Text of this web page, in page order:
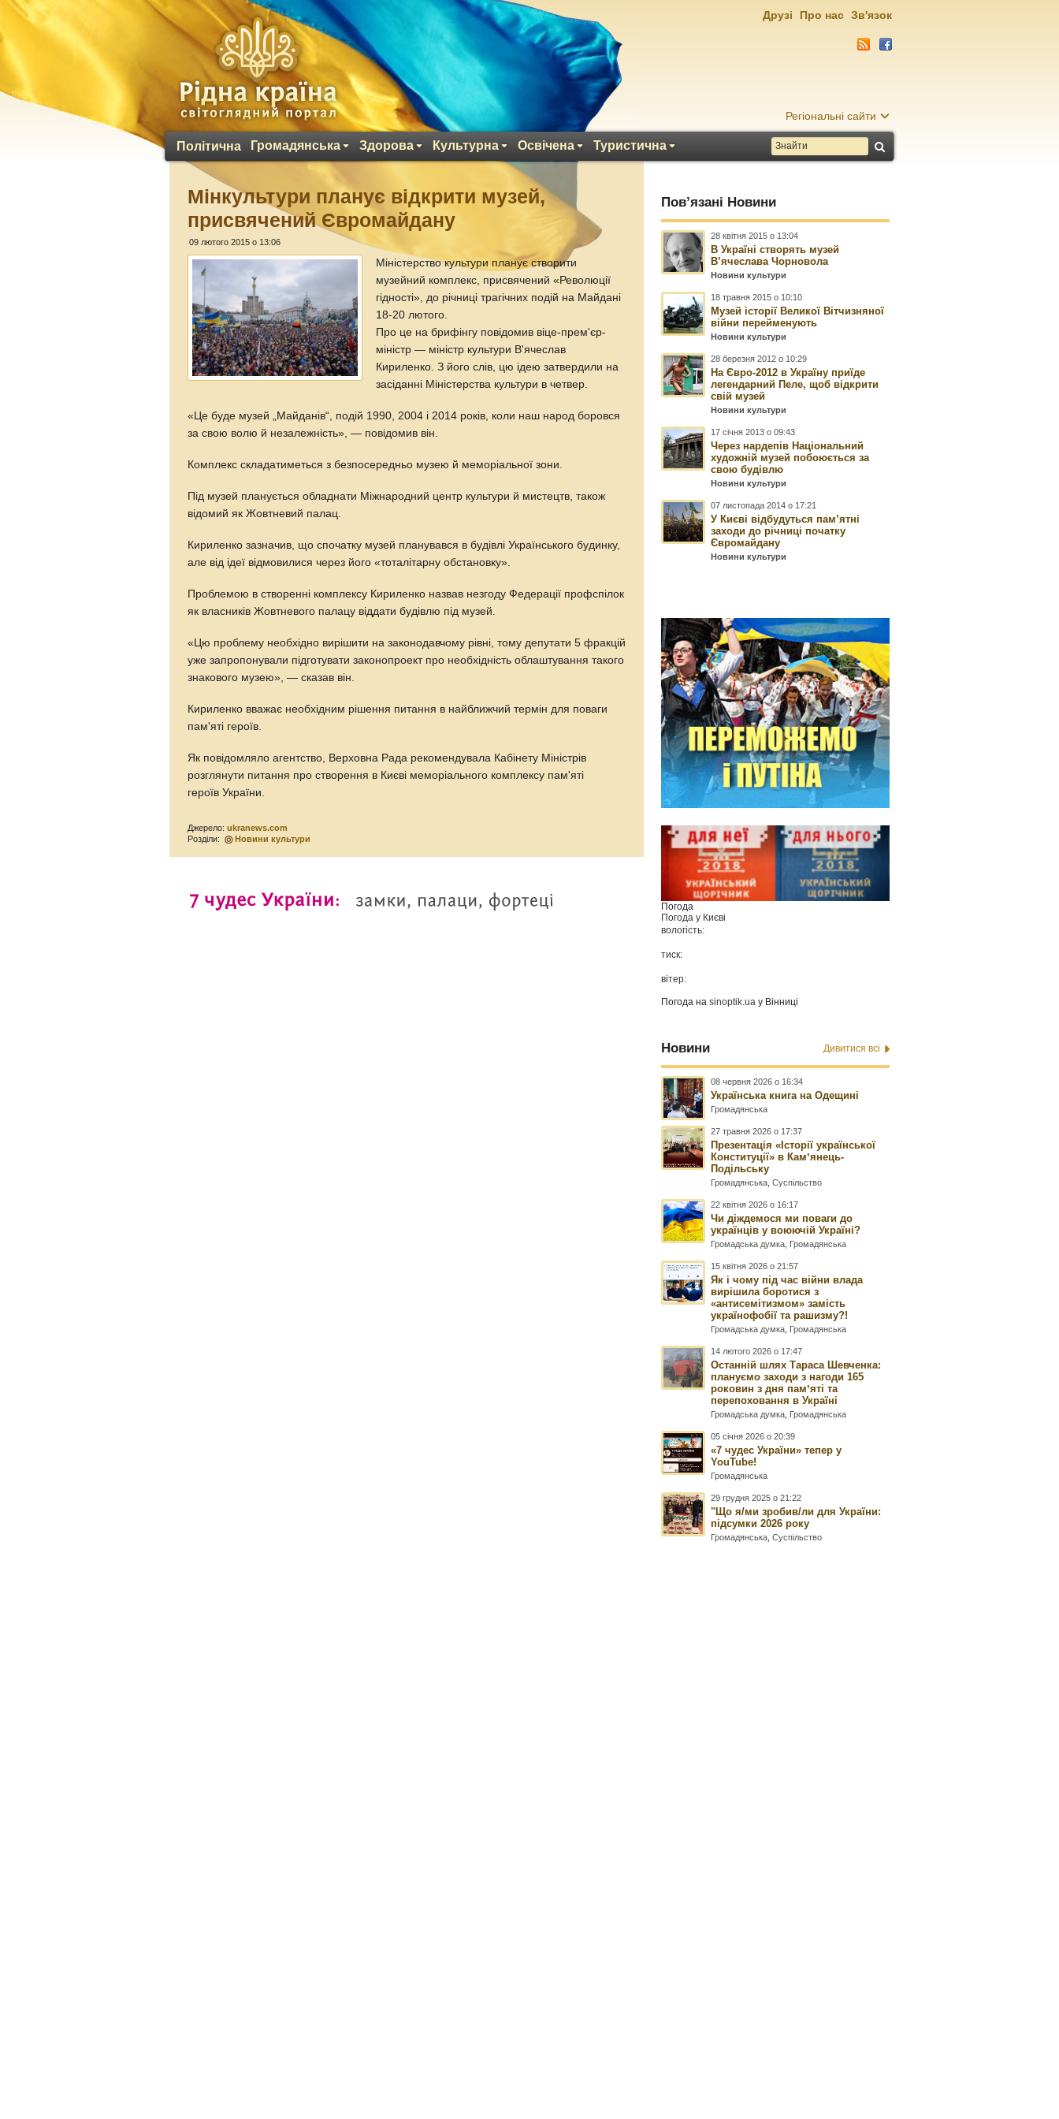
Регіональні сайти
Політична Громадянська Здорова Культурна Освічена Туристична
Друзі Про нас Зв'язок
Мінкультури планує відкрити музей,
присвячений Євромайдану
09 лютого 2015 о 13:06
Міністерство культури планує створити
музейний комплекс, присвячений «Революції
гідності», до річниці трагічних подій на Майдані
18-20 лютого.
Про це на брифінгу повідомив віце-прем'єр-
міністр — міністр культури В'ячеслав
Кириленко. З його слів, цю ідею затвердили на
засіданні Міністерства культури в четвер.
«Це буде музей „Майданів“, подій 1990, 2004 і 2014 років, коли наш народ боровся
за свою волю й незалежність», — повідомив він.
Комплекс складатиметься з безпосередньо музею й меморіальної зони.
Під музей планується обладнати Міжнародний центр культури й мистецтв, також
відомий як Жовтневий палац.
Кириленко зазначив, що спочатку музей планувався в будівлі Українського будинку,
але від ідеї відмовилися через його «тоталітарну обстановку».
Проблемою в створенні комплексу Кириленко назвав незгоду Федерації профспілок
як власників Жовтневого палацу віддати будівлю під музей.
«Цю проблему необхідно вирішити на законодавчому рівні, тому депутати 5 фракцій
уже запропонували підготувати законопроект про необхідність облаштування такого
знакового музею», — сказав він.
Кириленко вважає необхідним рішення питання в найближчий термін для поваги
пам'яті героїв.
Як повідомляло агентство, Верховна Рада рекомендувала Кабінету Міністрів
розглянути питання про створення в Києві меморіального комплексу пам'яті
героїв України.
Джерело:ukranews.com
Розділи:
Новини культури
Пов’язані Новини
28 квітня 2015 о 13:04
В Україні створять музей
В’ячеслава Чорновола
Новини культури
18 травня 2015 о 10:10
Музей історії Великої Вітчизняної
війни перейменують
Новини культури
28 березня 2012 о 10:29
На Євро-2012 в Україну приїде
легендарний Пеле, щоб відкрити
свій музей
Новини культури
17 січня 2013 о 09:43
Через нардепів Національний
художній музей побоюється за
свою будівлю
Новини культури
07 листопада 2014 о 17:21
У Києві відбудуться пам’ятні
заходи до річниці початку
Євромайдану
Новини культури
Погода
Погода у Києві
вологість:
тиск:
вітер:
Погода наsinoptik.ua у Вінниці
Новини Дивитися всі
08 червня 2026 о 16:34
Українська книга на Одещині
Громадянська
27 травня 2026 о 17:37
Презентація «Історії української
Конституції» в Камʼянець-
Подільську
Громадянська ,Суспільство
22 квітня 2026 о 16:17
Чи діждемося ми поваги до
українців у воюючій Україні?
Громадська думка Громадянська
15 квітня 2026 о 21:57
Як і чому під час війни влада
вирішила боротися з
«антисемітизмом» замість
українофобії та рашизму?!
Громадська думка Громадянська
14 лютого 2026 о 17:47
Останній шлях Тараса Шевченка:
плануємо заходи з нагоди 165
роковин з дня памʼяті та
перепоховання в Україні
Громадська думка Громадянська
05 січня 2026 о 20:39
«7 чудес України» тепер у
YouTube!
Громадянська
29 грудня 2025 о 21:22
"Що я/ми зробив/ли для України:
підсумки 2026 року
Громадянська ,Суспільство